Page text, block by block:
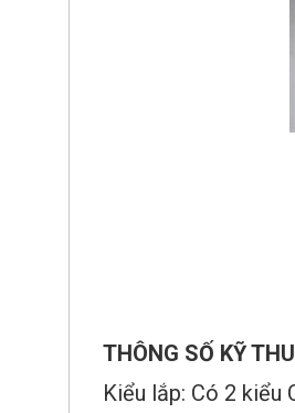
THÔNG SỐ KỸ
Kiểu lắp: Có 2 kiểu